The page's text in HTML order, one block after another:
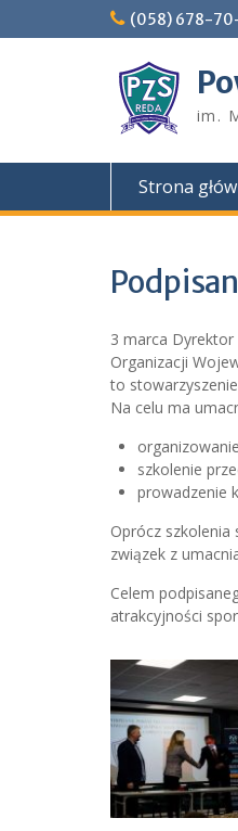
to
(058) 678-
im.
Strona
3 marca Dyrektor
Organizacji
to
Na celu ma
szkolenie
prowadzenie
Oprócz
związek z
Celem
atrakcyjności